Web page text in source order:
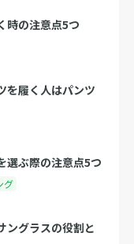
時の注意点5つ
を履く人はパンツ
選ぶ際の注意点5つ
グ
ングラスの役割と